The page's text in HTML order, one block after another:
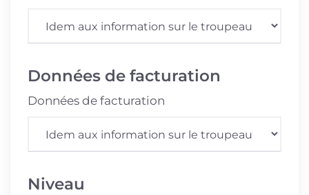
Données de facturation
Données de facturation
Niveau